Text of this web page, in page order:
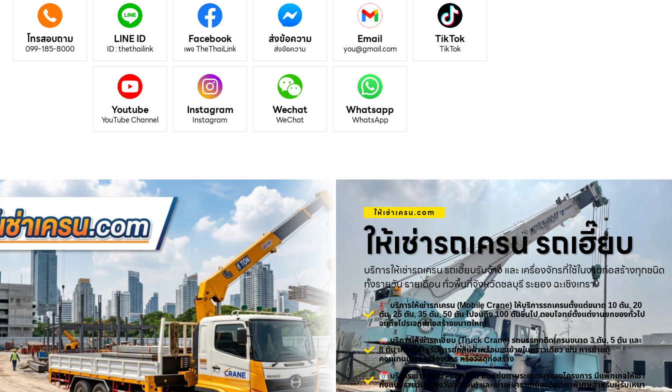
โทรสอบถาม
099-185-8000
LINE ID
ID : thethailink
Facebook
เพจ TheThaiLink
ส่งข้อความ
ส่งข้อความ
Email
you@gmail.com
TikTok
TikTok
Youtube
YouTube Channel
Instagram
Instagram
Wechat
WeChat
Whatsapp
WhatsApp
ให้เช่าเครน.com
ให้เช่ารถเครน รถเฮี๊ยบ
บริการให้เช่ารถเครน รถเฮี๊ยบรับจ้าง และ เครื่องจักรที่ใช้ในงานก่อสร้างทุกชนิด
ทั้งรายวัน รายเดือน ทั่วพื้นที่จังหวัดชลบุรี ระยอง ฉะเชิงเทรา
บริการให้เช่ารถเครน (Mobile Crane) ให้บริการรถเครนตั้งแต่ขนาด 10 ตัน, 20
ตัน, 25 ตัน, 35 ตัน, 50 ตัน ไปจนถึง 100 ตันขึ้นไป ตอบโจทย์ตั้งแต่งานยกของทั่วไป
จนถึงโปรเจกต์ก่อสร้างขนาดใหญ่
บริการให้เช่ารถเฮี๊ยบ (Truck Crane) รถบรรทุกติดเครนขนาด 3 ตัน, 5 ตัน และ
8 ตัน เหมาะสำหรับการยกสินค้าพร้อมขนย้ายในคราวเดียว เช่น การย้ายตู้
คอนเทนเนอร์ เครื่องจักร หรือวัสดุก่อสร้าง
บริการเช่ารายวัน / รายเดือน ยืดหยุ่นตามระยะเวลาของโครงการ มีแพ็กเกจให้เช่า
ทั้งแบบรายวัน (ครึ่งวัน/เต็มวัน) และเช่าเหมารายเดือนในราคาพิเศษสำหรับผู้รับเหมา